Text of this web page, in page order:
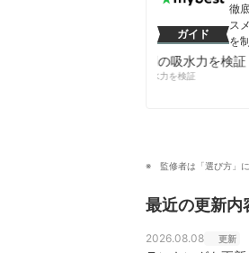
ガイド
徹
ス
を
柔軟剤の吸水力を検証
監修者は「選び方」
最近の更新内
2026.08.08 更新